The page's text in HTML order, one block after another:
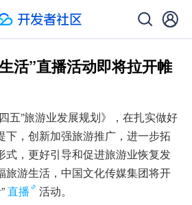
活”直播活动即将拉开帷
五”旅游业发展规划》，在扎实做好
下，创新加强旅游推广，进一步拓
式，更好引导和促进旅游业恢复发
旅游生活，中国文化传媒集团将开
直播 活动。